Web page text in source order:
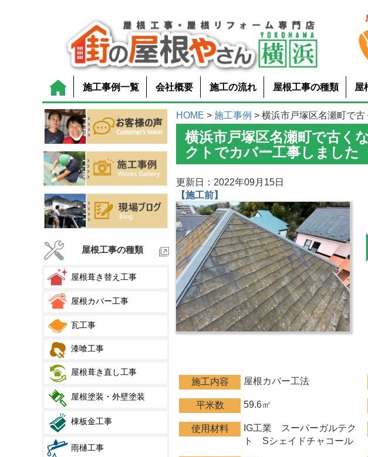
施工事例一覧 会社概要 施工の流れ 屋根工事の種類 屋
屋根工事の種類
屋根葺き替え工事
屋根カバー工事
瓦工事
漆喰工事
屋根葺き直し工事
屋根塗装・外壁塗装
棟板金工事
雨樋工事
HOME > 施工事例 > 横浜市戸塚区名瀬町で
横浜市戸塚区名瀬町で古く
クトでカバー工事しました
更新日：2022年09月15日
【施工前】
施工内容 屋根カバー工法
平米数 59.6㎡
使用材料
IG工業 スーパーガルテク
ト Sシェイドチャコール